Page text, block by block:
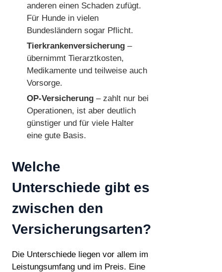
anderen einen Schaden zufügt.
Für Hunde in vielen
Bundesländern sogar Pflicht.
Tierkrankenversicherung –
übernimmt Tierarztkosten,
Medikamente und teilweise auch
Vorsorge.
OP-Versicherung – zahlt nur bei
Operationen, ist aber deutlich
günstiger und für viele Halter
eine gute Basis.
Welche
Unterschiede gibt es
zwischen den
Versicherungsarten?
Die Unterschiede liegen vor allem im
Leistungsumfang und im Preis. Eine